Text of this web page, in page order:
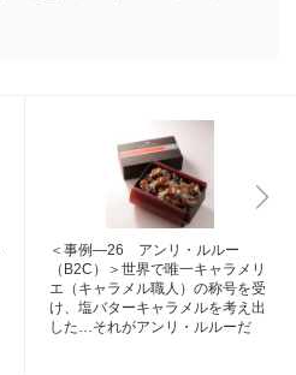
＜事例―26 アンリ・ルルー
（B2C）＞世界で唯一キャラメリ
エ（キャラメル職人）の称号を受
け、塩バターキャラメルを考え出
した…それがアンリ・ルルーだ